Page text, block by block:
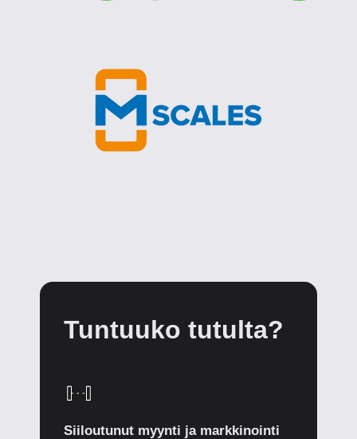
Tuntuuko tutulta?
Siiloutunut myynti ja markkinointi